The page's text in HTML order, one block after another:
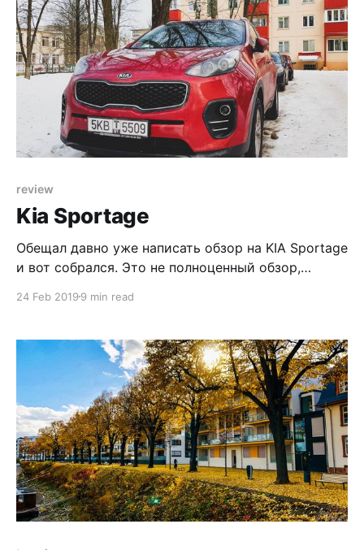
люди специально
review
Kia Sportage
Обещал давно уже написать обзор на KIA Sportage
и вот собрался. Это не полноценный обзор,
компетенции делать всесторонний обзор
Продал Mini и купил Kia Sportage, потому что Mini
становился уже довольно старым и нужен
24 Feb 2019 9 min read